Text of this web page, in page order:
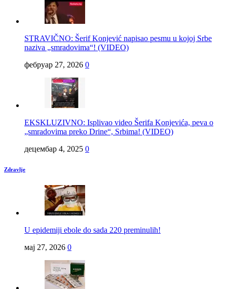
STRAVIČNO: Šerif Konjević napisao pesmu u kojoj Srbe
naziva „smradovima“! (VIDEO)
фебруар 27, 2026 0
EKSKLUZIVNO: Isplivao video Šerifa Konjevića, peva o
„smradovima preko Drine“, Srbima! (VIDEO)
децембар 4, 2025 0
Zdravlje
U epidemiji ebole do sada 220 preminulih!
мај 27, 2026 0